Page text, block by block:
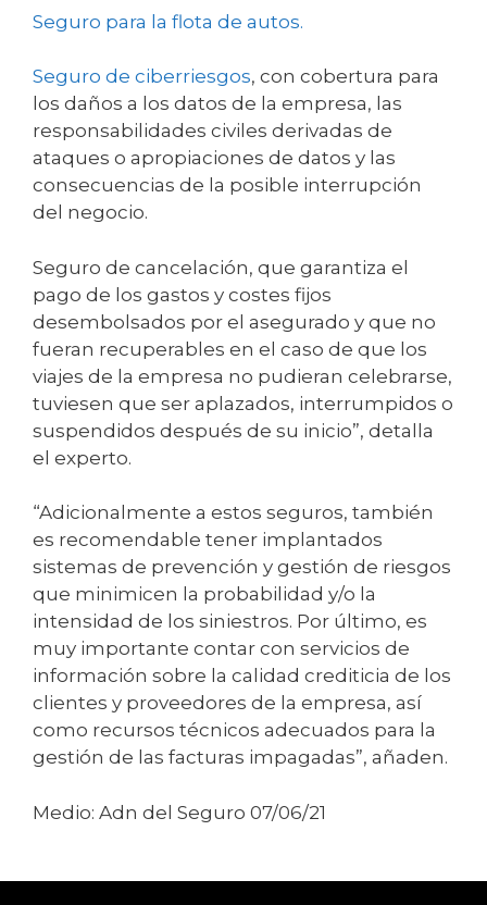
Seguro para la flota de autos.
Seguro de ciberriesgos, con cobertura para
los daños a los datos de la empresa, las
responsabilidades civiles derivadas de
ataques o apropiaciones de datos y las
consecuencias de la posible interrupción
del negocio.
Seguro de cancelación, que garantiza el
pago de los gastos y costes fijos
desembolsados por el asegurado y que no
fueran recuperables en el caso de que los
viajes de la empresa no pudieran celebrarse,
tuviesen que ser aplazados, interrumpidos o
suspendidos después de su inicio”, detalla
el experto.
“Adicionalmente a estos seguros, también
es recomendable tener implantados
sistemas de prevención y gestión de riesgos
que minimicen la probabilidad y/o la
intensidad de los siniestros. Por último, es
muy importante contar con servicios de
información sobre la calidad crediticia de los
clientes y proveedores de la empresa, así
como recursos técnicos adecuados para la
gestión de las facturas impagadas”, añaden.
Medio: Adn del Seguro 07/06/21